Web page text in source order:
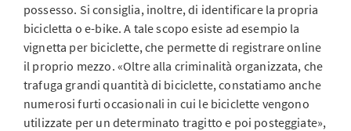
possesso. Si consiglia, inoltre, di identificare la propria
bicicletta o e-bike. A tale scopo esiste ad esempio la
vignetta per biciclette, che permette di registrare online
il proprio mezzo. «Oltre alla criminalità organizzata, che
trafuga grandi quantità di biciclette, constatiamo anche
numerosi furti occasionali in cui le biciclette vengono
utilizzate per un determinato tragitto e poi posteggiate»,